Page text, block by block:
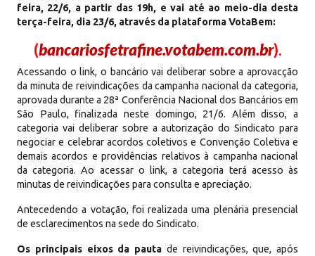
feira, 22/6, a partir das 19h, e vai até ao meio-dia desta
terça-feira, dia 23/6, através da plataforma VotaBem:
(bancariosfetrafine.votabem.com.br).
Acessando o link, o bancário vai deliberar sobre a aprovacção
da minuta de reivindicações da campanha nacional da categoria,
aprovada durante a 28ª Conferência Nacional dos Bancários em
São Paulo, finalizada neste domingo, 21/6. Além disso, a
categoria vai deliberar sobre a autorização do Sindicato para
negociar e celebrar acordos coletivos e Convenção Coletiva e
demais acordos e providências relativos à campanha nacional
da categoria. Ao acessar o link, a categoria terá acesso às
minutas de reivindicações para consulta e apreciação.
Antecedendo a votação, foi realizada uma plenária presencial
de esclarecimentos na sede do Sindicato.
Os principais eixos da pauta de reivindicações, que, após